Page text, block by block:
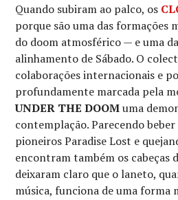
Quando subiram ao palco, os
porque são uma das formações
do doom atmosférico — e uma
alinhamento de Sábado. O
colaborações internacionais e
profundamente marcada pela
UNDER THE DOOMuma
contemplação. Parecendo
pioneiros Paradise Lost e
encontram também os cabeças
deixaram claro que o laneto,
música, funciona de uma forma